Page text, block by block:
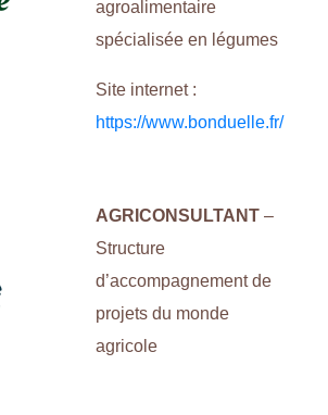
agroalimentaire
spécialisée en légumes
Site internet :
https://www.bonduelle.fr/
AGRICONSULTANT –
Structure
d’accompagnement de
projets du monde
agricole